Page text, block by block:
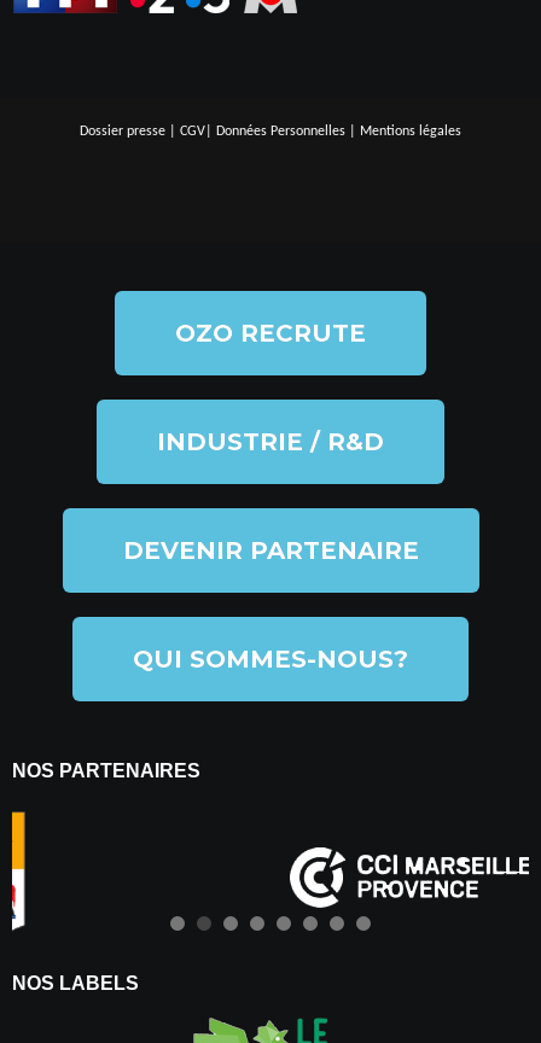
Dossier presse CGV Données Personnelles Mentions légales
OZO RECRUTE
INDUSTRIE / R&D
DEVENIR PARTENAIRE
QUI SOMMES-NOUS?
NOS PARTENAIRES
NOS LABELS